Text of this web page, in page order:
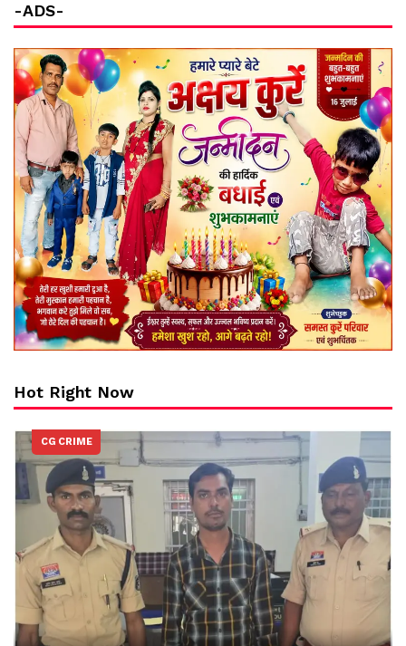
-ADS-
Hot Right Now
CG CRIME